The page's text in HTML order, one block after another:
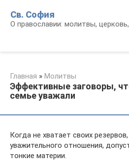
контенту
Св. София
О православии: молитвы,
Главная » Молитвы
Эффективные заговоры,
семье уважали
Когда не хватает своих
уважительного отношения,
тонкие материи.